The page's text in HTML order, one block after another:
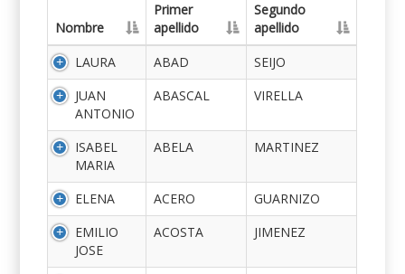
Nombre
Primer
apellido
Segundo
apellido
LAURA
ABAD
SEIJO
JUAN
ANTONIO
ABASCAL VIRELLA
ISABEL
MARIA
ABELA MARTINEZ
ELENA ACERO
GUARNIZO
EMILIO
JOSE
ACOSTA JIMENEZ